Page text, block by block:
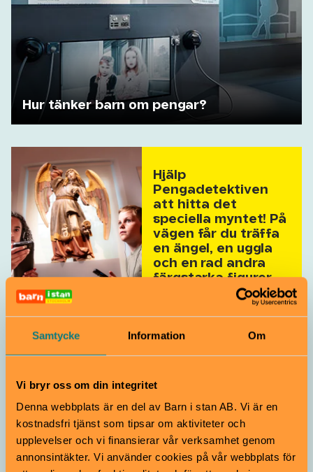
Samtycke Information Om
Vi bryr oss om din integritet
Denna webbplats är en del av Barn i stan AB. Vi är en
kostnadsfri tjänst som tipsar om aktiviteter och
upplevelser och vi finansierar vår verksamhet genom
annonsintäkter. Vi använder cookies på vår webbplats för
Hur tänker barn om pengar?
Hjälp
Pengadetektiven
att hitta det
speciella myntet! På
vägen får du träffa
en ängel, en uggla
och en rad andra
färgstarka figurer
I sommar får du göra
egen design eller
medeltida modeller
med hammare och
stamp.